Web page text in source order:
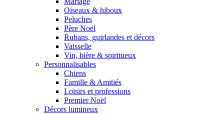
Oiseaux & hiboux
Peluches
Père Noël
Rubans, guirlandes et décors
Vaisselle
Vin, bière & spiritueux
Personnalisables
Chiens
Famille & Amitiés
Loisirs et professions
Premier Noël
Décors lumineux